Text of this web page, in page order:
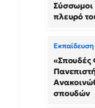
Σύσσωμοι
πλευρό
Εκπαίδευση
«Σπουδές
σπουδών